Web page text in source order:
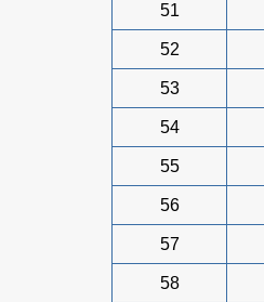
51
52
53
54
55
56
57
58